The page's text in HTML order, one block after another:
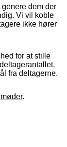
dem der
Vi vil koble
ikke hører
for at stille
fra deltagerne.
.